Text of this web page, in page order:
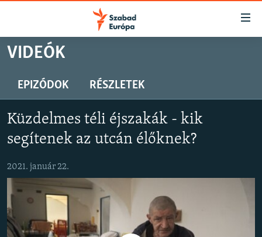
Akadálymentes
Ugrás
oldalra
tartalomjegyzékre
Ugrás
keresésre
AKTUÁLIS
VIDEÓK
ELEMZŐ
NER15
SZABADON
TÁRSADALOM
DEMOKRÁCIA
VIDEÓK
EPIZÓDOK RÉSZLETEK
Küzdelmes téli éjszakák - kik
segítenek az utcán élőknek?
2021. január 22.